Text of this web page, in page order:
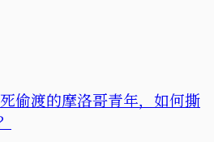
偷渡的摩洛哥青年，如何撕